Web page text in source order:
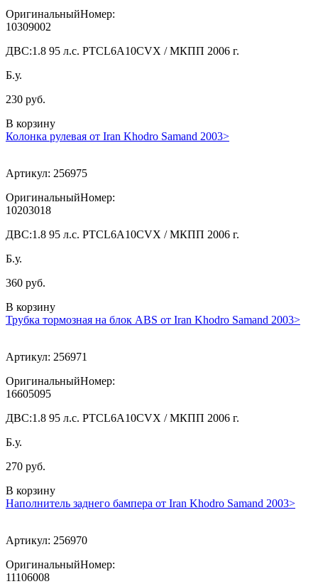
ОригинальныйНомер:
10309002
ДВС:1.8 95 л.с. PTCL6A10CVX / МКПП 2006 г.
Б.у.
230 руб.
В корзину
Колонка рулевая от Iran Khodro Samand 2003>
Артикул: 256975
ОригинальныйНомер:
10203018
ДВС:1.8 95 л.с. PTCL6A10CVX / МКПП 2006 г.
Б.у.
360 руб.
В корзину
Трубка тормозная на блок ABS от Iran Khodro Samand 2003>
Артикул: 256971
ОригинальныйНомер:
16605095
ДВС:1.8 95 л.с. PTCL6A10CVX / МКПП 2006 г.
Б.у.
270 руб.
В корзину
Наполнитель заднего бампера от Iran Khodro Samand 2003>
Артикул: 256970
ОригинальныйНомер:
11106008